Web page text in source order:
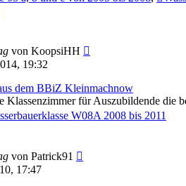
von KoopsiHH
19:32
dem BBiZ Kleinmachnow
Klassenzimmer für Auszubildende die
W08A 2008 bis 2011
von Patrick91
17:47